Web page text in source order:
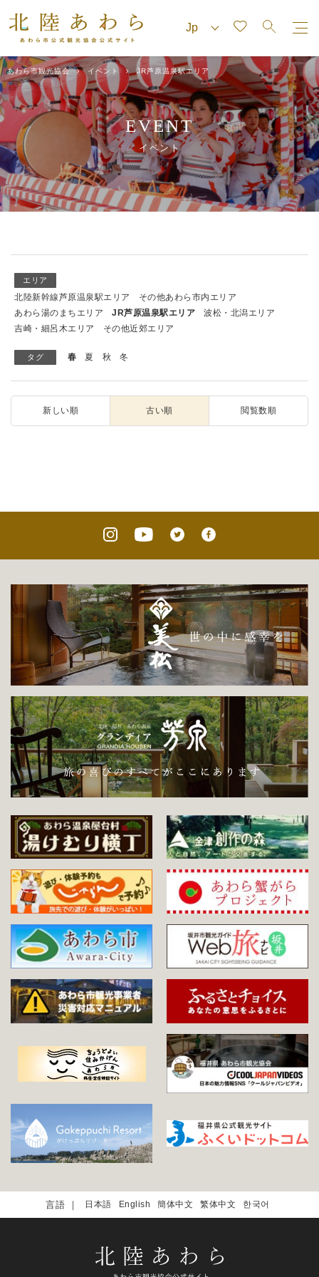
あわら市観光協会 イベント JR芦原温泉駅エリア
EVENT
イベント
エリア
北陸新幹線芦原温泉駅エリア
その他あわら市内エリア
あわら湯のまちエリア
JR芦原温泉駅エリア
波松・北潟エリア
吉崎・細呂木エリア
その他近郊エリア
タグ 春 夏 秋 冬
新しい順 古い順 閲覧数順
日本語 English 簡体中文 繁体中文 한국어